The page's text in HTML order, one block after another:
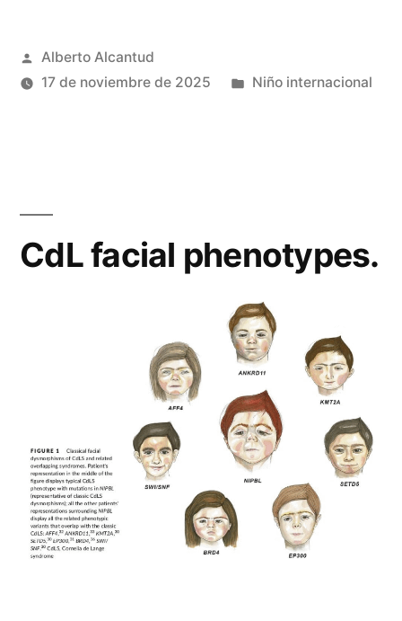
la
Publicado
por
Alberto Alcantud
17 de noviembre de 2025
Publicado
Niño internacional
CdL facial phenotypes.